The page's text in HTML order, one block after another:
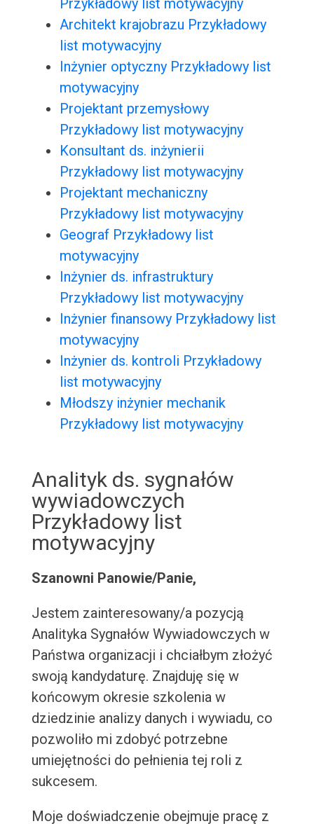
Przykładowy list motywacyjny
Architekt krajobrazu Przykładowy
list motywacyjny
Inżynier optyczny Przykładowy list
motywacyjny
Projektant przemysłowy
Przykładowy list motywacyjny
Konsultant ds. inżynierii
Przykładowy list motywacyjny
Projektant mechaniczny
Przykładowy list motywacyjny
Geograf Przykładowy list
motywacyjny
Inżynier ds. infrastruktury
Przykładowy list motywacyjny
Inżynier finansowy Przykładowy list
motywacyjny
Inżynier ds. kontroli Przykładowy
list motywacyjny
Młodszy inżynier mechanik
Przykładowy list motywacyjny
Analityk ds. sygnałów
wywiadowczych
Przykładowy list
motywacyjny
Szanowni Panowie/Panie,
Jestem zainteresowany/a pozycją
Analityka Sygnałów Wywiadowczych w
Państwa organizacji i chciałbym złożyć
swoją kandydaturę. Znajduję się w
końcowym okresie szkolenia w
dziedzinie analizy danych i wywiadu, co
pozwoliło mi zdobyć potrzebne
umiejętności do pełnienia tej roli z
sukcesem.
Moje doświadczenie obejmuje pracę z